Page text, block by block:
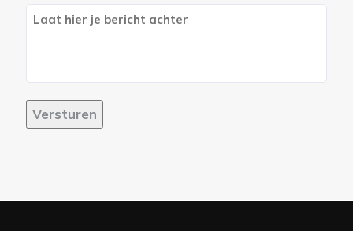
Berich
Versturen